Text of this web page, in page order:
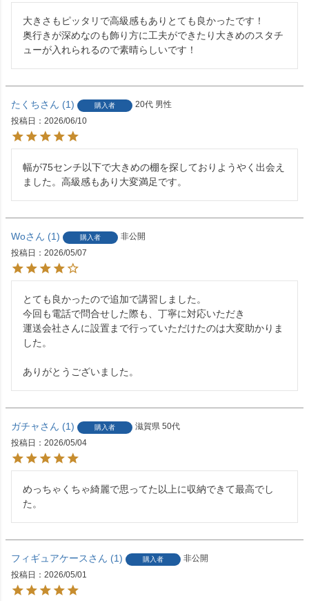
大きさもピッタリで高級感もありとても良かったです！
奥行きが深めなのも飾り方に工夫ができたり大きめのスタチ
ューが入れられるので素晴らしいです！
たくち 1 購入者 20代 男性
投稿日
2026/06/10
幅が75センチ以下で大きめの棚を探しておりようやく出会え
ました。高級感もあり大変満足です。
Wo 1 購入者
非公開
投稿日
2026/05/07
とても良かったので追加で講習しました。
今回も電話で問合せした際も、丁寧に対応いただき
運送会社さんに設置まで行っていただけたのは大変助かりま
した。
ありがとうございました。
ガチャ 1 購入者 滋賀県 50代
投稿日
2026/05/04
めっちゃくちゃ綺麗で思ってた以上に収納できて最高でし
た。
フィギュアケース 1 購入者
非公開
投稿日
2026/05/01